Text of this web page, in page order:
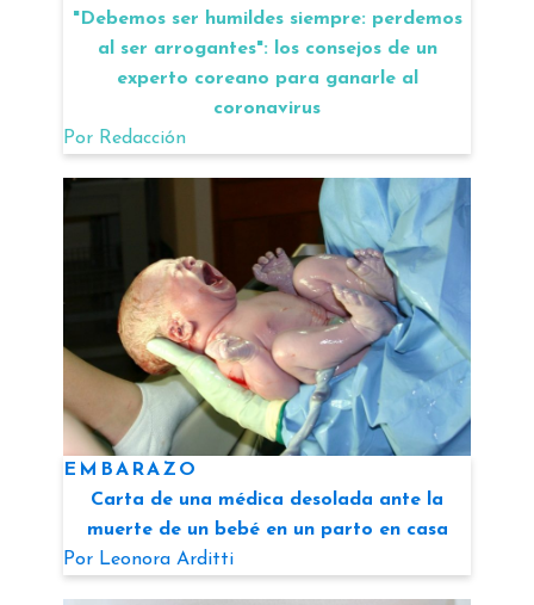
"Debemos ser humildes siempre: perdemos
al ser arrogantes": los consejos de un
experto coreano para ganarle al
coronavirus
Por Redacción
EMBARAZO
Carta de una médica desolada ante la
muerte de un bebé en un parto en casa
Por Leonora Arditti